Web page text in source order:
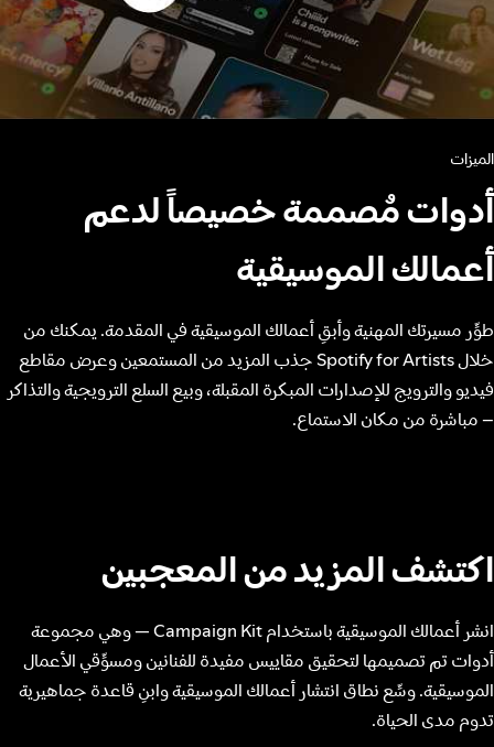
الميزات
أدوات مُصممة خصيصاً لدعم
أعمالك الموسيقية
طوِّر مسيرتك المهنية وأبقِ أعمالك الموسيقية في المقدمة. يمكنك من
خلال Spotify for Artists جذب المزيد من المستمعين وعرض مقاطع
فيديو والترويج للإصدارات المبكرة المقبلة، وبيع السلع الترويجية والتذاكر
– مباشرة من مكان الاستماع.
اكتشف المزيد من المعجبين
انشر أعمالك الموسيقية باستخدام Campaign Kit — وهي مجموعة
أدوات تم تصميمها لتحقيق مقاييس مفيدة للفنانين ومسوِّقي الأعمال
الموسيقية. وسِّع نطاق انتشار أعمالك الموسيقية وابنِ قاعدة جماهيرية
تدوم مدى الحياة.